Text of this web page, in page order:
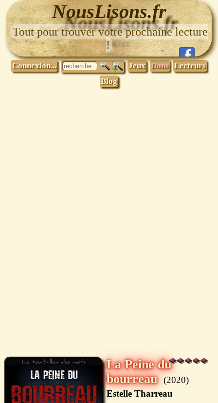
NousLisons.fr
Tout pour trouver votre prochaine lecture
!
Connexion... Jeux Dons Lecteurs
Blog
La Peine du
bourreau
2020
Estelle Tharreau